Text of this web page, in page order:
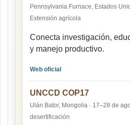
Pennsylvania Furnace, Estados
Extensión agrícola
Conecta investigación,
y manejo productivo.
Web oficial
UNCCD COP17
Ulán Bator, Mongolia · 17–28 de
desertificación